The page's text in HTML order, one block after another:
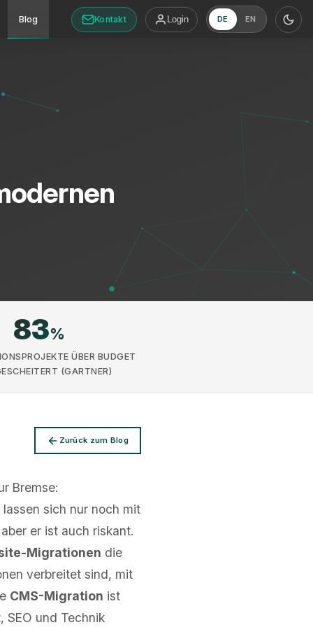
Blog Kontakt Login DE EN
83%
ÜBER BUDGET
(GARTNER)
Zurück zum Blog
Bremse:
sich nur noch mit
er ist auch riskant.
Migrationen die
verbreitet sind, mit
CMS-Migration ist
SEO und Technik